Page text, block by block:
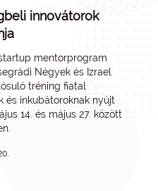
innovátorok
mentorprogram
Négyek és Izrael
tréning fiatal
és inkubátoroknak nyújt
14. és május 27. között